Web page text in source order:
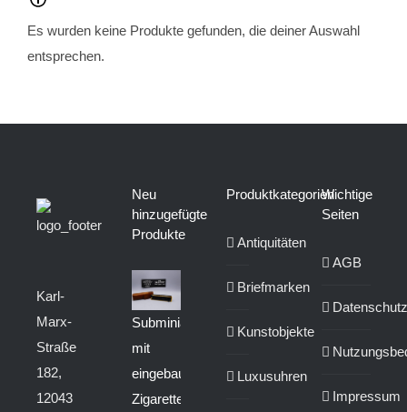
Es wurden keine Produkte gefunden, die deiner Auswahl
entsprechen.
Karl-
Marx-
Straße
182,
12043
Neu
hinzugefügte
Produkte
Subminiaturkamera
mit
eingebautem
Zigarettenanzünder
Produktkategorien
Antiquitäten
Briefmarken
Kunstobjekte
Luxusuhren
Wichtige
Seiten
AGB
Datenschutz
Impressum